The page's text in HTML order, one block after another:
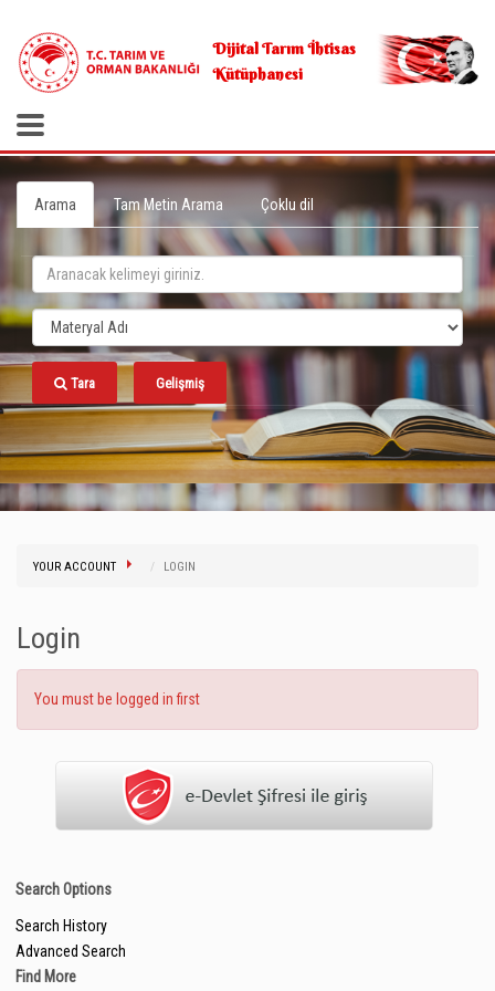
Dijital Tarım İhtisas
Kütüphanesi
Arama Tam Metin Arama Çoklu dil
Tara Gelişmiş
YOUR ACCOUNT LOGIN
Login
You must be logged in first
Search Options
Search History
Advanced Search
Find More